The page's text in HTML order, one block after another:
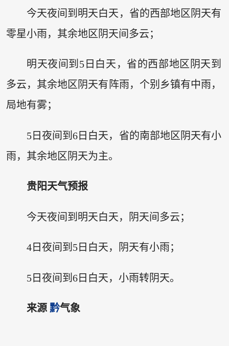
今天夜间到明天白天，省的西部地区阴天有
零星小雨，其余地区阴天间多云；
明天夜间到5日白天，省的西部地区阴天到
多云，其余地区阴天有阵雨，个别乡镇有中雨，
局地有雾；
5日夜间到6日白天，省的南部地区阴天有小
雨，其余地区阴天为主。
贵阳天气预报
今天夜间到明天白天，阴天间多云；
4日夜间到5日白天，阴天有小雨；
5日夜间到6日白天，小雨转阴天。
来源 黔气象